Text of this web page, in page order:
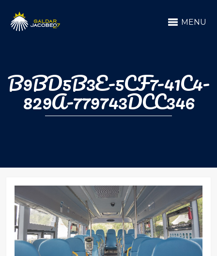
MENU
B9BD5B3E-5CF7-41C4-
829A-779743DCC346